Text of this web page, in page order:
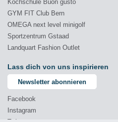
Kochschule Buon gusto
GYM FIT Club Bern
OMEGA next level minigolf
Sportzentrum Gstaad
Landquart Fashion Outlet
Lass dich von uns inspirieren
Newsletter abonnieren
Facebook
Instagram